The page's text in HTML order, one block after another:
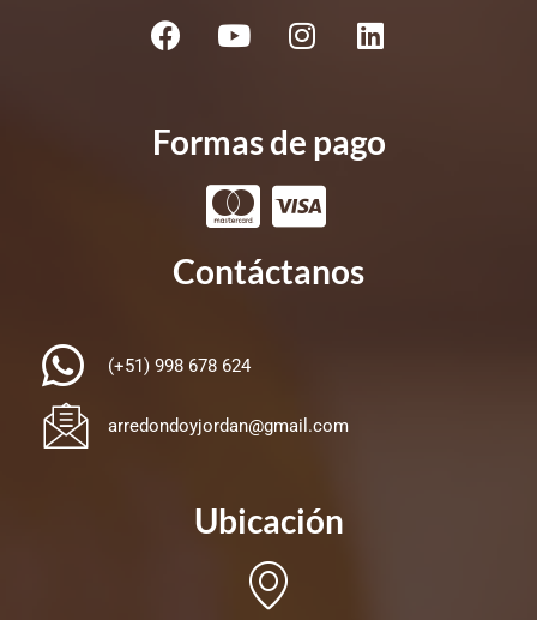
Formas de pago
Contáctanos
(+51) 998 678 624
arredondoyjordan@gmail.com
Ubicación